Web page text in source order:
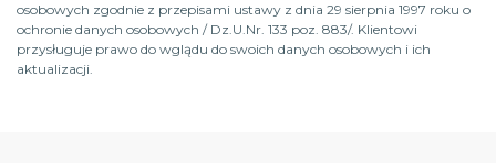
osobowych zgodnie z przepisami ustawy z dnia 29 sierpnia 1997 roku o
ochronie danych osobowych / Dz.U.Nr. 133 poz. 883/. Klientowi
przysługuje prawo do wglądu do swoich danych osobowych i ich
aktualizacji.